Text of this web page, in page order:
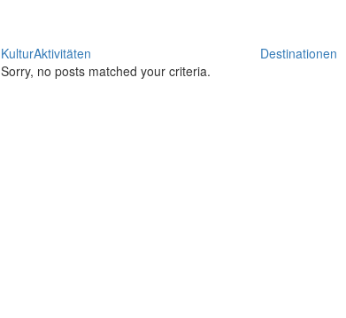
KulturAktivitäten Destinationen
Sorry, no posts matched your criteria.